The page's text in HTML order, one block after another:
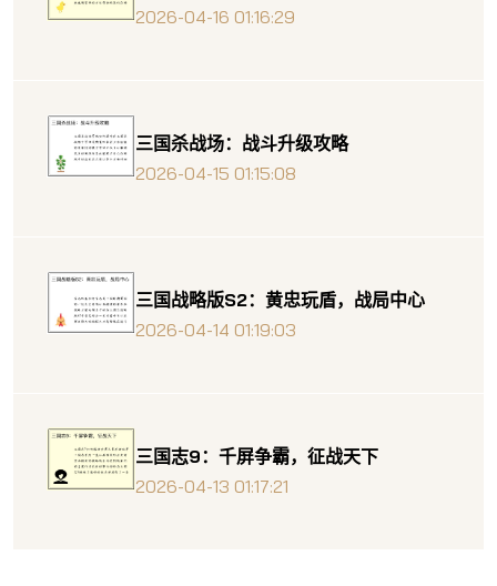
2026-04-16 01:16:29
三国杀战场：战斗升级攻略
2026-04-15 01:15:08
三国战略版S2：黄忠玩盾，战局中心
2026-04-14 01:19:03
三国志9：千屏争霸，征战天下
2026-04-13 01:17:21